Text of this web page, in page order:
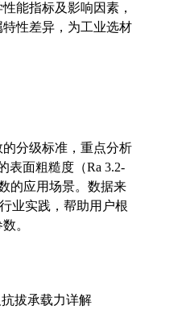
能指标及影响因素，
性差异，为工业选材
分级标准，重点分析
表面粗糙度（Ra 3.2-
的应用场景。数据来
业实践，帮助用户根
。
拔承载力详解